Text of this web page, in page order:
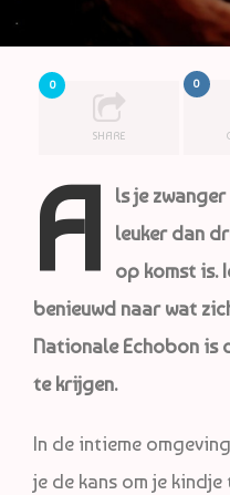
0
SHARE
0
A
ls je
leuker dan
op komst is.
benieuwd naar wat
Nationale Echobon is
te krijgen.
In de intieme
je de kans om je